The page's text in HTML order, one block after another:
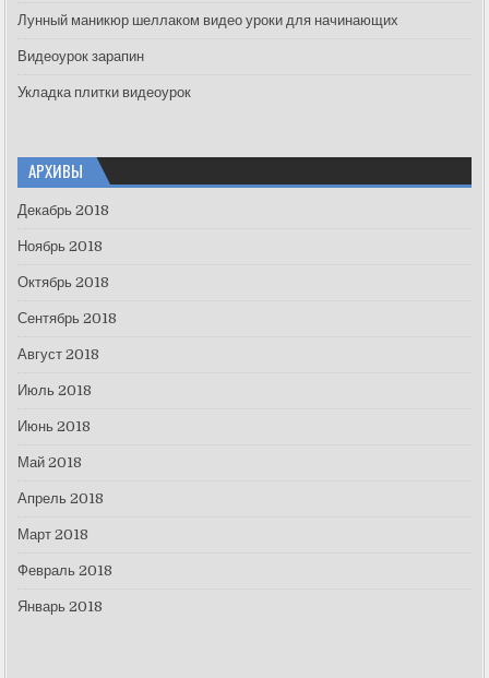
Лунный маникюр шеллаком видео уроки для начинающих
Видеоурок зарапин
Укладка плитки видеоурок
АРХИВЫ
Декабрь 2018
Ноябрь 2018
Октябрь 2018
Сентябрь 2018
Август 2018
Июль 2018
Июнь 2018
Май 2018
Апрель 2018
Март 2018
Февраль 2018
Январь 2018